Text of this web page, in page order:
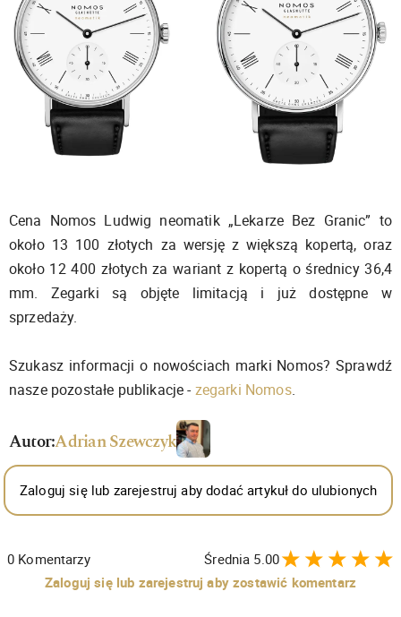
Cena Nomos Ludwig neomatik „Lekarze Bez Granic” to
około 13 100 złotych za wersję z większą kopertą, oraz
około 12 400 złotych za wariant z kopertą o średnicy 36,4
mm. Zegarki są objęte limitacją i już dostępne w
sprzedaży.
Szukasz informacji o nowościach marki Nomos? Sprawdź
nasze pozostałe publikacje -zegarki Nomos.
Autor:Adrian Szewczyk
Zaloguj się lub zarejestruj aby dodać artykuł do ulubionych
0 Komentarzy Średnia 5.00
Zaloguj się lub zarejestruj aby zostawić komentarz